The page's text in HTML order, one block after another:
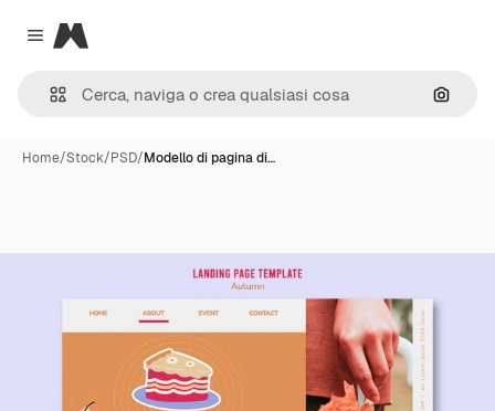
Close menu
Magnific
Cerca
Home/Stock/PSD/Modello di pagina di…